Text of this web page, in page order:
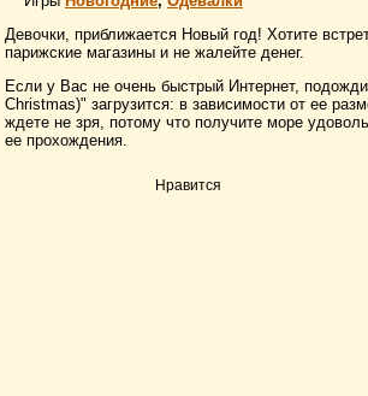
Девочки, приближается Новый год! Хотите
парижские магазины и не жалейте денег.
Если у Вас не очень быстрый Интернет,
Christmas)" загрузится: в зависимости от ее
ждете не зря, потому что получите море
ее прохождения.
Нравится